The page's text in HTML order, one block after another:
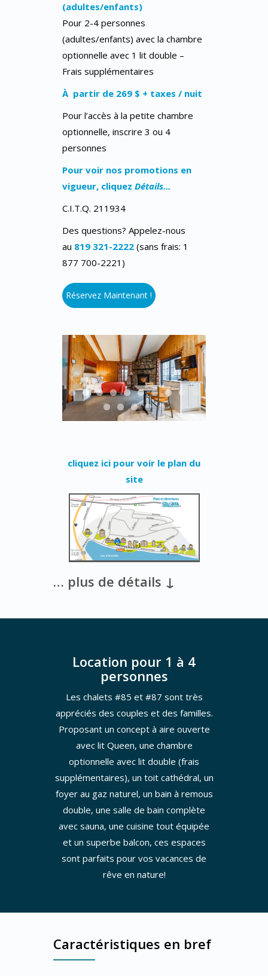
(adultes/enfants)
Pour 2-4 personnes
(adultes/enfants) avec la chambre
optionnelle avec 1 lit double –
Frais supplémentaires
À partir de 269 $ + taxes / nuit
Pour l’accès à la petite chambre
optionnelle, inscrire 3 ou 4
personnes
Pour voir nos promotions en
vigueur, cliquez Détails…
C.I.T.Q. 211934
Des questions? Appelez-nous
au 819 321-2222 (sans frais: 1
877 700-2221)
Réservez Maintenant !
cliquez ici pour voir le plan du
site
… plus de détails ↓
Location pour 1 à 4
personnes
Les chalets #85 et #87 sont très
appréciés des couples et des familles.
Proposant un concept à aire ouverte
avec lit Queen, une chambre
optionnelle avec lit double (frais
supplémentaires), un toit cathédral, un
foyer au gaz naturel, un bain à remous
double, une salle de bain complète
avec sauna, une cuisine tout équipée
et un superbe balcon, ces espaces
sont parfaits pour vos vacances de
rêve en nature!
Caractéristiques en bref